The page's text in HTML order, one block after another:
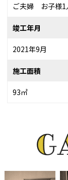
ご夫婦 お子様1
竣工年月
2021年9月
施工面積
93㎡